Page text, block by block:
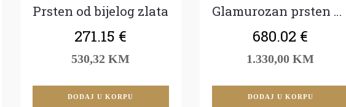
Prsten od bijelog zlata
271.15 €
530,32 KM
DODAJ U KORPU
Glamurozan prsten od žutog zlata
680.02 €
1.330,00 KM
DODAJ U KORPU